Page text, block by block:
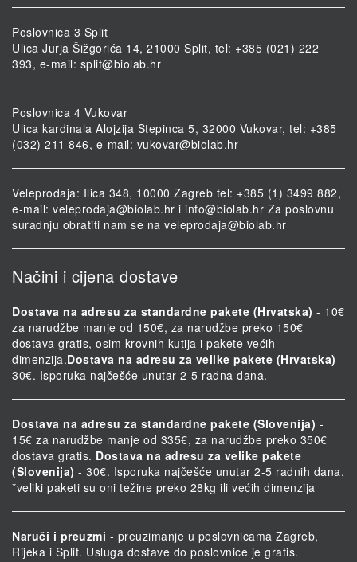
Poslovnica 3 Split
Ulica Jurja Šižgorića 14, 21000 Split, tel: +385 (021) 222
393, e-mail: split@biolab.hr
Poslovnica 4 Vukovar
Ulica kardinala Alojzija Stepinca 5, 32000 Vukovar, tel: +385
(032) 211 846, e-mail: vukovar@biolab.hr
Veleprodaja: Ilica 348, 10000 Zagreb tel: +385 (1) 3499 882,
e-mail: veleprodaja@biolab.hr i info@biolab.hr Za poslovnu
suradnju obratiti nam se na veleprodaja@biolab.hr
Načini i cijena dostave
Dostava na adresu za standardne pakete (Hrvatska) - 10€
za narudžbe manje od 150€, za narudžbe preko 150€
dostava gratis, osim krovnih kutija i pakete većih
dimenzija.Dostava na adresu za velike pakete (Hrvatska) -
30€. Isporuka najčešće unutar 2-5 radna dana.
Dostava na adresu za standardne pakete (Slovenija) -
15€ za narudžbe manje od 335€, za narudžbe preko 350€
dostava gratis. Dostava na adresu za velike pakete
(Slovenija) - 30€. Isporuka najčešće unutar 2-5 radnih dana.
*veliki paketi su oni težine preko 28kg ili većih dimenzija
Naruči i preuzmi - preuzimanje u poslovnicama Zagreb,
Rijeka i Split. Usluga dostave do poslovnice je gratis.